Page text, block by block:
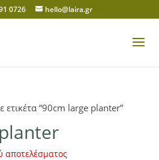
0726 hello@laira.gr
ετικέτα “90cm large planter”
αποτελέσματος